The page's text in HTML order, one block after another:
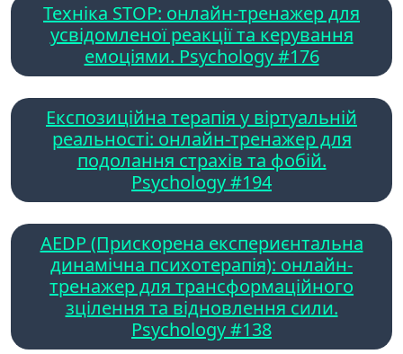
Техніка STOP: онлайн-тренажер для
усвідомленої реакції та керування
емоціями. Psychology #176
Експозиційна терапія у віртуальній
реальності: онлайн-тренажер для
подолання страхів та фобій.
Psychology #194
AEDP (Прискорена експериєнтальна
динамічна психотерапія): онлайн-
тренажер для трансформаційного
зцілення та відновлення сили.
Psychology #138